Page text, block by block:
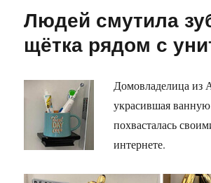
Людей смутила
щётка рядом с
Домовладелица из
украсившая
похвасталась
интернете.